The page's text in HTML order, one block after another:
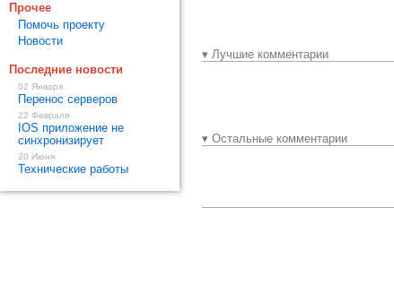
▾ Лучшие комментарии
▾ Остальные комментарии
Прочее
Помочь проекту
Новости
Последние новости
02 Января
Перенос серверов
22 Февраля
IOS приложение не
синхронизирует
20 Июня
Технические работы